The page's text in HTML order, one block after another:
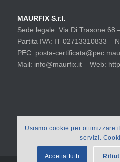
MAURFIX S.r.l.
Sede legale: Via Di Trasone 68
Partita IVA: IT 02713310833 –
PEC: posta-
Mail: info@maurfix.it – Web:
Usiamo cookie per ottimizzare
servizi.
Accetta tutti